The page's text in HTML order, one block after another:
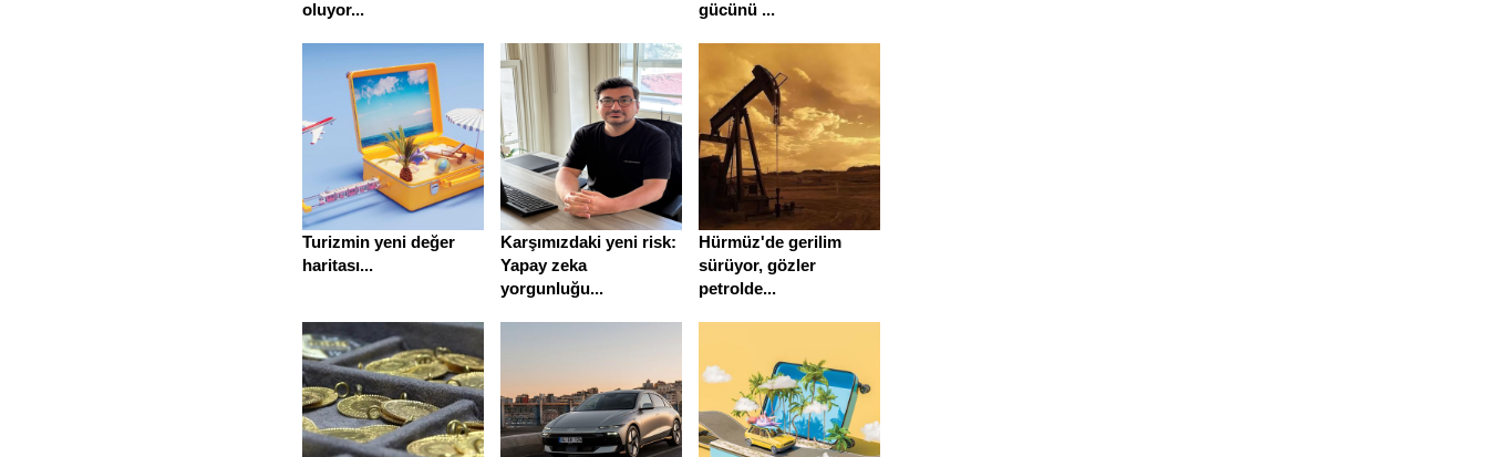
oluyor...
gücünü ...
Turizmin yeni değer
haritası...
Karşımızdaki yeni risk:
Yapay zeka
yorgunluğu...
Hürmüz'de gerilim
sürüyor, gözler
petrolde...